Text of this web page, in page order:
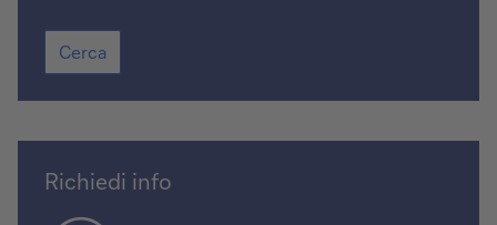
Cerca
Cerca
Contattaci
Richiedi info